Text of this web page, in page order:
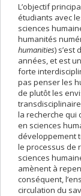
L’objectif
étudiants avec
sciences
humanités
humanities) s’est
années, et est
forte
pas penser les
de plutôt les
la recherche qui
en sciences
développement
le processus de
sciences
amènent à
conséquent,
circulation du